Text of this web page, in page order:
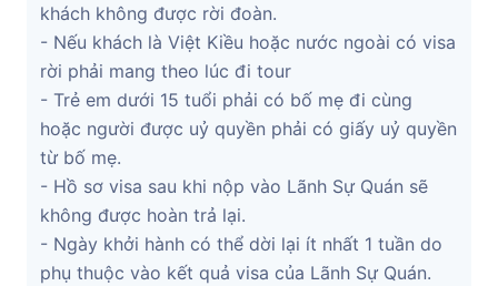
khách không được rời đoàn.
- Nếu khách là Việt Kiều hoặc nước ngoài có visa
rời phải mang theo lúc đi tour
- Trẻ em dưới 15 tuổi phải có bố mẹ đi cùng
hoặc người được uỷ quyền phải có giấy uỷ quyền
từ bố mẹ.
- Hồ sơ visa sau khi nộp vào Lãnh Sự Quán sẽ
không được hoàn trả lại.
- Ngày khởi hành có thể dời lại ít nhất 1 tuần do
phụ thuộc vào kết quả visa của Lãnh Sự Quán.